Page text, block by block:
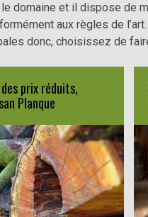
domaine et il dispose de
aux règles de
donc, choisissez de
prix réduits,
Planque